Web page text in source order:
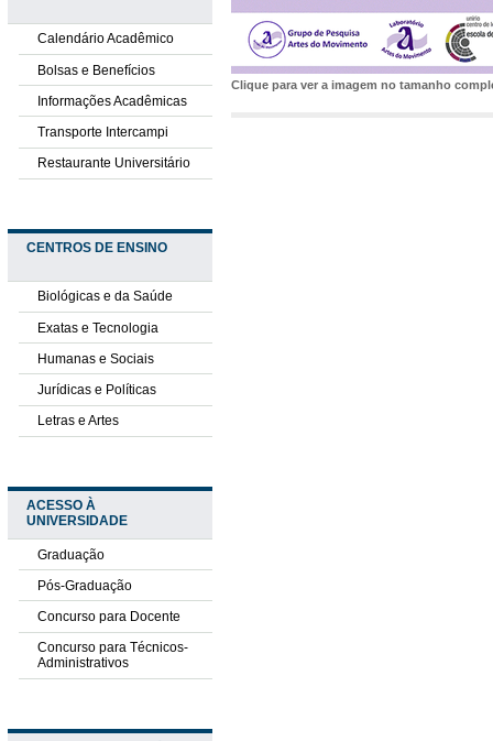
Calendário Acadêmico
Bolsas e Benefícios
Informações Acadêmicas
Transporte Intercampi
Restaurante Universitário
CENTROS DE ENSINO
Biológicas e da Saúde
Exatas e Tecnologia
Humanas e Sociais
Jurídicas e Políticas
Letras e Artes
ACESSO À
UNIVERSIDADE
Graduação
Pós-Graduação
Concurso para Docente
Concurso para Técnicos-
Administrativos
Clique para ver a imagem no tamanho